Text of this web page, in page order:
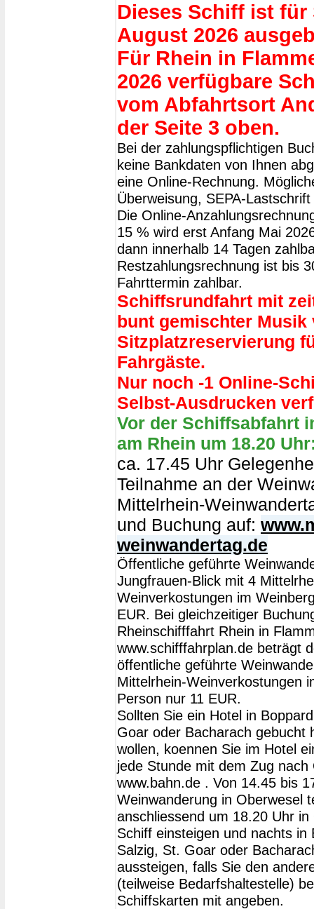
Dieses Schiff ist für
August 2026
Für Rhein in
2026 verfügbare
vom Abfahrtsort
der Seite 3 oben.
Bei der zahlungspflichtigen
keine Bankdaten von Ihnen
eine Online-Rechnung.
Überweisung, SEPA-
Die Online-
15 % wird erst Anfang Mai
dann innerhalb 14 Tagen
Restzahlungsrechnung ist bis
Fahrttermin zahlbar.
Schiffsrundfahrt mit
bunt gemischter Musik
Sitzplatzreservierung
Fahrgäste.
Nur noch -1 Online-
Selbst-Ausdrucken
Vor der Schiffsabfahrt
am Rhein um 18.20
ca. 17.45 Uhr
Teilnahme an der
Mittelrhein-
und Buchung auf:
weinwandertag.de
Öffentliche geführte
Jungfrauen-Blick mit 4
Weinverkostungen im
EUR. Bei gleichzeitiger
Rheinschifffahrt Rhein in
www.schifffahrplan.de beträgt
öffentliche geführte
Mittelrhein-Weinverkostungen
Person nur 11 EUR.
Sollten Sie ein Hotel in
Goar oder Bacharach gebucht
wollen, koennen Sie im Hotel
jede Stunde mit dem Zug
www.bahn.de . Von 14.45 bis
Weinwanderung in Oberwesel
anschliessend um 18.20 Uhr
Schiff einsteigen und nachts in
Salzig, St. Goar oder
aussteigen, falls Sie den
(teilweise Bedarfshaltestelle)
Schiffskarten mit angeben.